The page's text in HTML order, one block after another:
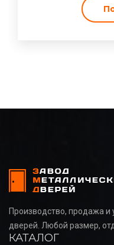
Производство, продажа и
дверей. Любой размер,
КАТАЛОГ